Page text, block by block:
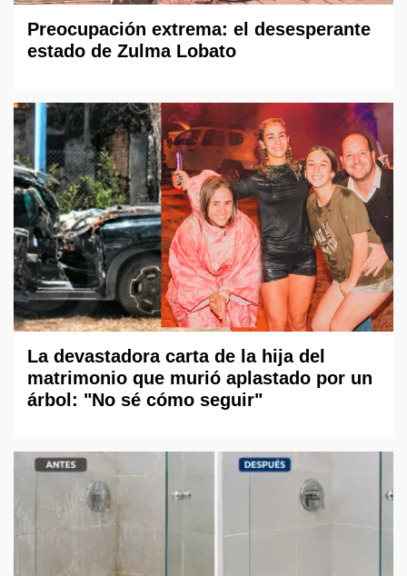
Preocupación extrema: el desesperante
estado de Zulma Lobato
La devastadora carta de la hija del
matrimonio que murió aplastado por un
árbol: "No sé cómo seguir"